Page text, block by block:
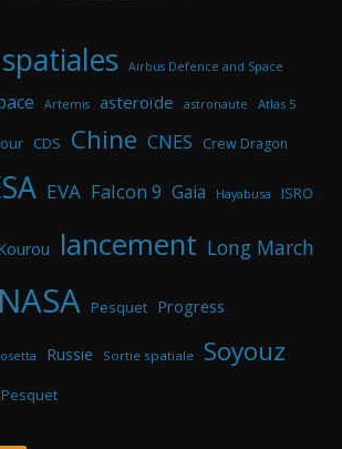
Airbus Defence and Space
Artemis asteroïde astronaute Atlas 5
CDS Chine CNES Crew Dragon
EVA Falcon 9 Gaia Hayabusa ISRO
lancement Long March
NASA Pesquet Progress
Russie Sortie spatiale Soyouz